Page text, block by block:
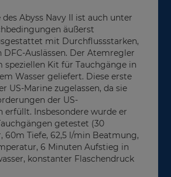
Abyss Navy II ist auch unter
äußerst
mit Durchflussstarken,
Auslässen. Der Atemregler
Kit für Tauchgänge in
Wasser geliefert. Diese erste
US-Marine zugelassen, da sie
der US-
erfüllt. Insbesondere wurde er
getestet (30
60m Tiefe, 62,5 l/min Beatmung,
6 Minuten Aufstieg in
konstanter Flaschendruck